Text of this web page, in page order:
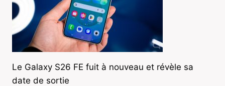
Le Galaxy S26 FE fuit à nouveau et révèle sa
date de sortie